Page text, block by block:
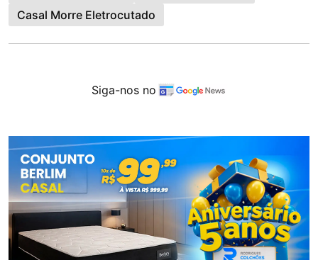
Casal Morre Eletrocutado
Siga-nos no